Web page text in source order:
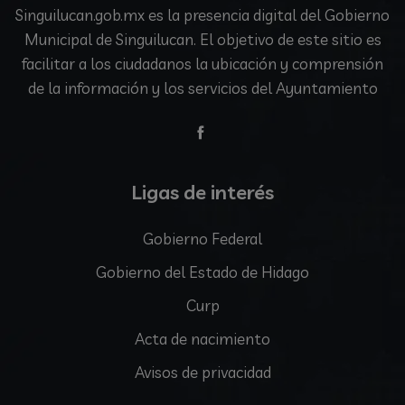
Singuilucan.gob.mx es la presencia digital del Gobierno
Municipal de Singuilucan. El objetivo de este sitio es
facilitar a los ciudadanos la ubicación y comprensión
de la información y los servicios del Ayuntamiento
Ligas de interés
Gobierno Federal
Gobierno del Estado de Hidago
Curp
Acta de nacimiento
Avisos de privacidad